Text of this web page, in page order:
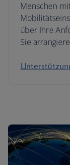
Menschen
über Ihre
Sie